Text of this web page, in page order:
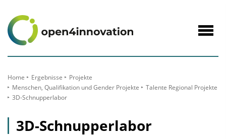
Inhalt
Home Ergebnisse
Projekte
Menschen, Qualifikation und Gender Projekte
Talente Regional Projekte
3D-Schnupperlabor
3D-Schnupperlabor